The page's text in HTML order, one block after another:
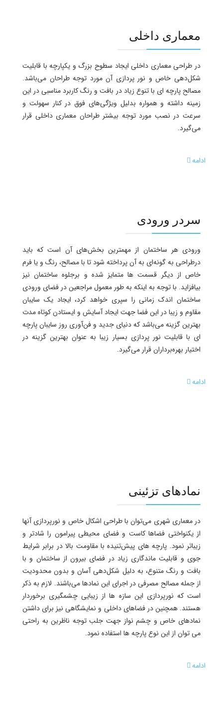
معماری داخلی
در طراحی معماری داخلی ایجاد سطوح بزرگ و یکپارچه با قابلیت
شکل‌دهی‌ خاص و نور پردازی آن مورد توجه طراحان می‌باشد.
مصالح پارچه ای‌ با تنوع زیاد در بافت و رنگ کاربرد مناسبی در این
زمینه داشته و همواره بدلیل ویژگی‌های فوق در کنار سهولت و
سرعت در نصب مورد توجه بیشتر طراحان معماری داخلی قرار
می‌گیرد.
ادامه
سردر ورودی
ورودی هر ساختمان از مهمترین بخش‌های آن است که باید
درطراحی به گونه‌ای به آن پرداخته شود تا با مصالح، رنگ و یا فرم
خاص از دیگر قسمت ها متمایز شده و برجلوه ساختمان نیز
بیافزاید. با توجه به اینکه به طور معمول مراجعین در فضای ورودی
ساختمان اندک زمانی را سپری خواهد کرد، ایجاد یک سایبان
مقاوم و زیبا در این فضا جهت ایجاد آسایش و ایستادن کوتاه مدت
بهترین گزینه می‌باشد که دنیای جدید و فن‌آوری روز سایبان پارچه
ای با قابلیت نور پردازی‌ بسیار زیبا به عنوان بهترین گزینه در
اختیار بهره‌برداران قرار می‌گیرد.
ادامه
نمادهای تزئینی
در معماری‌ شهری می‌توان با طراحی اشکال خاص و نورپردازی آنها
از یکنواختی فضاها کاست و فضای محیطی پیرامون را شادتر و
زیباتر نمود. پارچه های پیش‌تنیده با مقاومت بالا در برابر شرایط
جوی و قابلیت ماندگاری زیاد در فضای بیرون از ساختمان و با
بافت و رنگ متنوع، به دلیل شکل‌دهی آسان و بدون محدودیت
از جمله مصالح مصرفی در اجرای این نمادها می‌باشند. لازم به ذکر
است که نورپردازی این سازه ها از زیبایی چشمگیری برخوردار
هستند. همچنین در فضاهای داخلی و نمایشگاهی نیز برای داشتن
نمادهای خاص و چشم نواز جهت جلب توجه ناظرین به راحتی
می توان از این نوع پارچه ها استفاده نمود.
ادامه